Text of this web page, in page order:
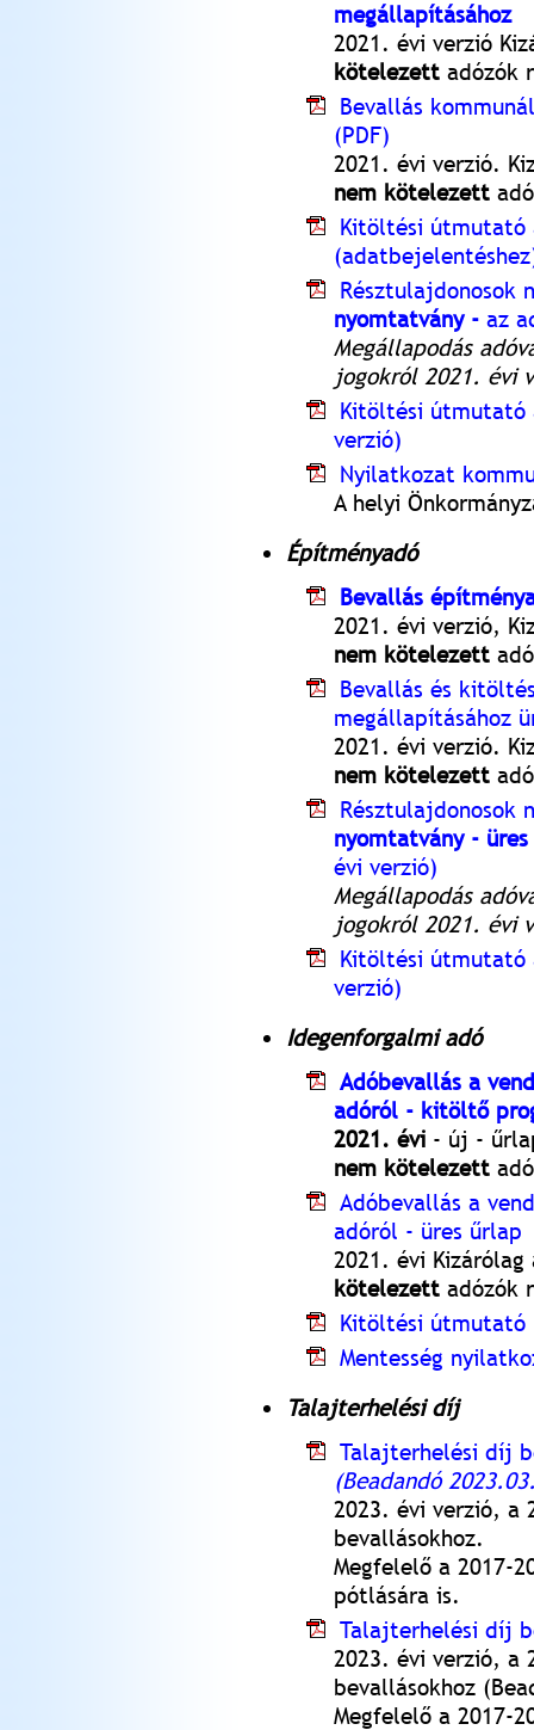
megállapításához
2021. évi verzió
kötelezett adózók
Bevallás
(PDF)
2021. évi verzió.
nem kötelezett
Kitöltési útmutató
Résztulajdonosok
nyomtatvány - az
Megállapodás
jogokról 2021. évi
Kitöltési útmutató
verzió)
Nyilatkozat
A helyi
Építményadó
Bevallás
2021. évi verzió,
nem kötelezett
Bevallás és
megállapításához
2021. évi verzió.
nem kötelezett
Résztulajdonosok
nyomtatvány -
évi verzió)
Megállapodás
jogokról 2021. évi
Kitöltési útmutató
verzió)
Idegenforgalmi adó
Adóbevallás a
adóról - kitöltő
2021. évi - új -
nem kötelezett
Adóbevallás a
adóról - üres űrlap
2021. évi
kötelezett adózók
Kitöltési útmutató
Mentesség
Talajterhelési díj
Talajterhelési díj
(Beadandó
2023. évi verzió, a
bevallásokhoz.
Megfelelő a 2017-
pótlására is.
Talajterhelési díj
2023. évi verzió, a
bevallásokhoz
Megfelelő a 2017-